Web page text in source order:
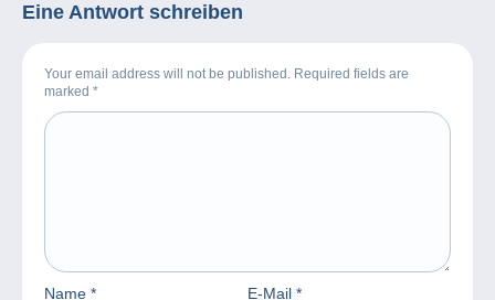
Eine Antwort schreiben
Your email address will not be published. Required fields are
marked *
Name * E-Mail *